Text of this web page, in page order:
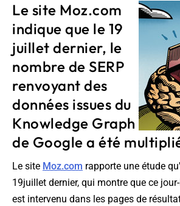
Le site Moz.com
indique que le 19
juillet dernier, le
nombre de SERP
renvoyant des
données issues du
Knowledge Graph
de Google a été
Le site Moz.com rapporte une étude
19juillet dernier, qui montre que ce
est intervenu dans les pages de